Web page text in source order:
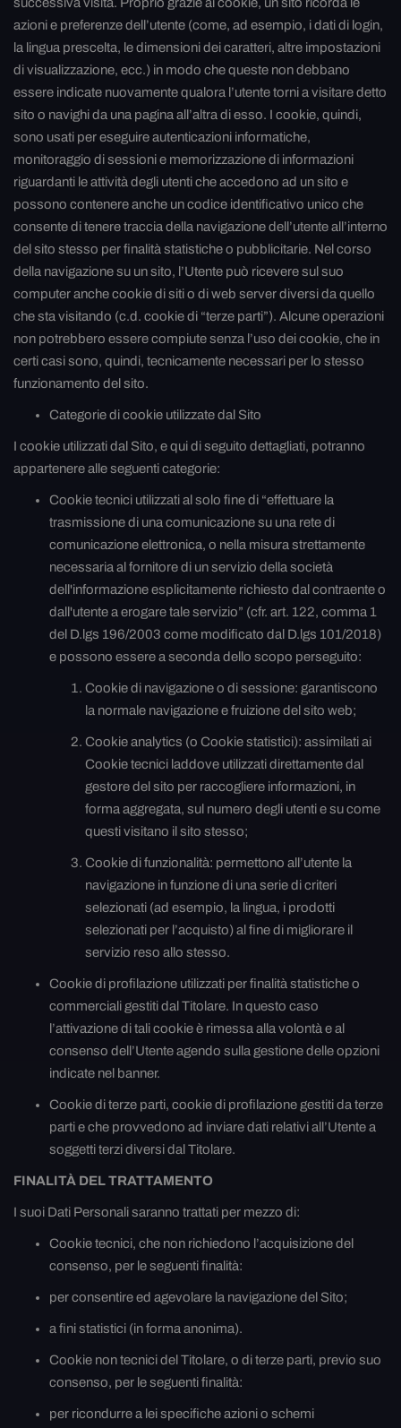
azioni e preferenze dell’utente (come, ad esempio, i dati di login,
la lingua prescelta, le dimensioni dei caratteri, altre impostazioni
di visualizzazione, ecc.) in modo che queste non debbano
essere indicate nuovamente qualora l’utente torni a visitare detto
sito o navighi da una pagina all’altra di esso. I cookie, quindi,
sono usati per eseguire autenticazioni informatiche,
monitoraggio di sessioni e memorizzazione di informazioni
riguardanti le attività degli utenti che accedono ad un sito e
possono contenere anche un codice identificativo unico che
consente di tenere traccia della navigazione dell’utente all’interno
del sito stesso per finalità statistiche o pubblicitarie. Nel corso
della navigazione su un sito, l’Utente può ricevere sul suo
computer anche cookie di siti o di web server diversi da quello
che sta visitando (c.d. cookie di “terze parti”). Alcune operazioni
non potrebbero essere compiute senza l’uso dei cookie, che in
certi casi sono, quindi, tecnicamente necessari per lo stesso
funzionamento del sito.
Categorie di cookie utilizzate dal Sito
I cookie utilizzati dal Sito, e qui di seguito dettagliati, potranno
appartenere alle seguenti categorie:
Cookie tecnici utilizzati al solo fine di “effettuare la
trasmissione di una comunicazione su una rete di
comunicazione elettronica, o nella misura strettamente
necessaria al fornitore di un servizio della società
dell'informazione esplicitamente richiesto dal contraente o
dall'utente a erogare tale servizio” (cfr. art. 122, comma 1
del D.lgs 196/2003 come modificato dal D.lgs 101/2018)
e possono essere a seconda dello scopo perseguito:
Cookie di navigazione o di sessione: garantiscono
la normale navigazione e fruizione del sito web;
Cookie analytics (o Cookie statistici): assimilati ai
Cookie tecnici laddove utilizzati direttamente dal
gestore del sito per raccogliere informazioni, in
forma aggregata, sul numero degli utenti e su come
questi visitano il sito stesso;
Cookie di funzionalità: permettono all’utente la
navigazione in funzione di una serie di criteri
selezionati (ad esempio, la lingua, i prodotti
selezionati per l’acquisto) al fine di migliorare il
servizio reso allo stesso.
Cookie di profilazione utilizzati per finalità statistiche o
commerciali gestiti dal Titolare. In questo caso
l’attivazione di tali cookie è rimessa alla volontà e al
consenso dell’Utente agendo sulla gestione delle opzioni
indicate nel banner.
Cookie di terze parti, cookie di profilazione gestiti da terze
parti e che provvedono ad inviare dati relativi all’Utente a
soggetti terzi diversi dal Titolare.
FINALITÀ DEL TRATTAMENTO
I suoi Dati Personali saranno trattati per mezzo di:
Cookie tecnici, che non richiedono l’acquisizione del
consenso, per le seguenti finalità:
per consentire ed agevolare la navigazione del Sito;
a fini statistici (in forma anonima).
Cookie non tecnici del Titolare, o di terze parti, previo suo
consenso, per le seguenti finalità:
per ricondurre a lei specifiche azioni o schemi